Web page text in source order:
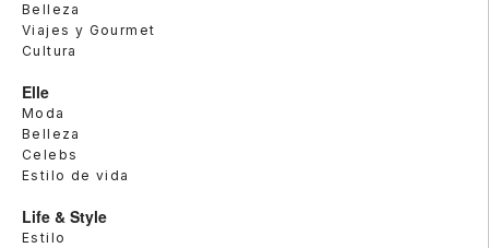
Belleza
Viajes y Gourmet
Cultura
Elle
Moda
Belleza
Celebs
Estilo de vida
Life & Style
Estilo